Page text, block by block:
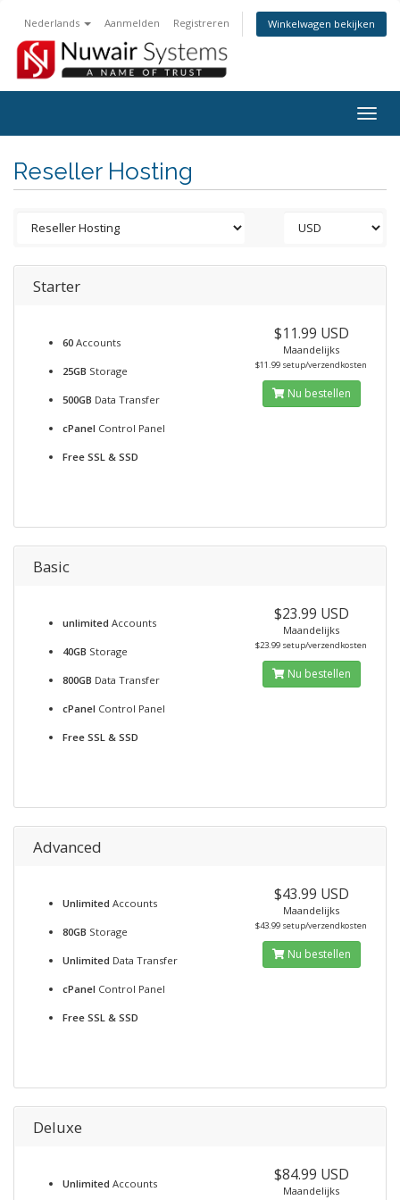
Nederlands Aanmelden Registreren Winkelwagen bekijken
Reseller Hosting
Starter
60 Accounts
25GB Storage
500GB Data Transfer
cPanel Control Panel
Free SSL & SSD
$11.99 USD
Maandelijks
$11.99 setup/verzendkosten
Nu bestellen
Basic
unlimited Accounts
40GB Storage
800GB Data Transfer
cPanel Control Panel
Free SSL & SSD
$23.99 USD
Maandelijks
$23.99 setup/verzendkosten
Nu bestellen
Advanced
Unlimited Accounts
80GB Storage
Unlimited Data Transfer
cPanel Control Panel
Free SSL & SSD
$43.99 USD
Maandelijks
$43.99 setup/verzendkosten
Nu bestellen
Deluxe
Unlimited Accounts $84.99 USD
Maandelijks